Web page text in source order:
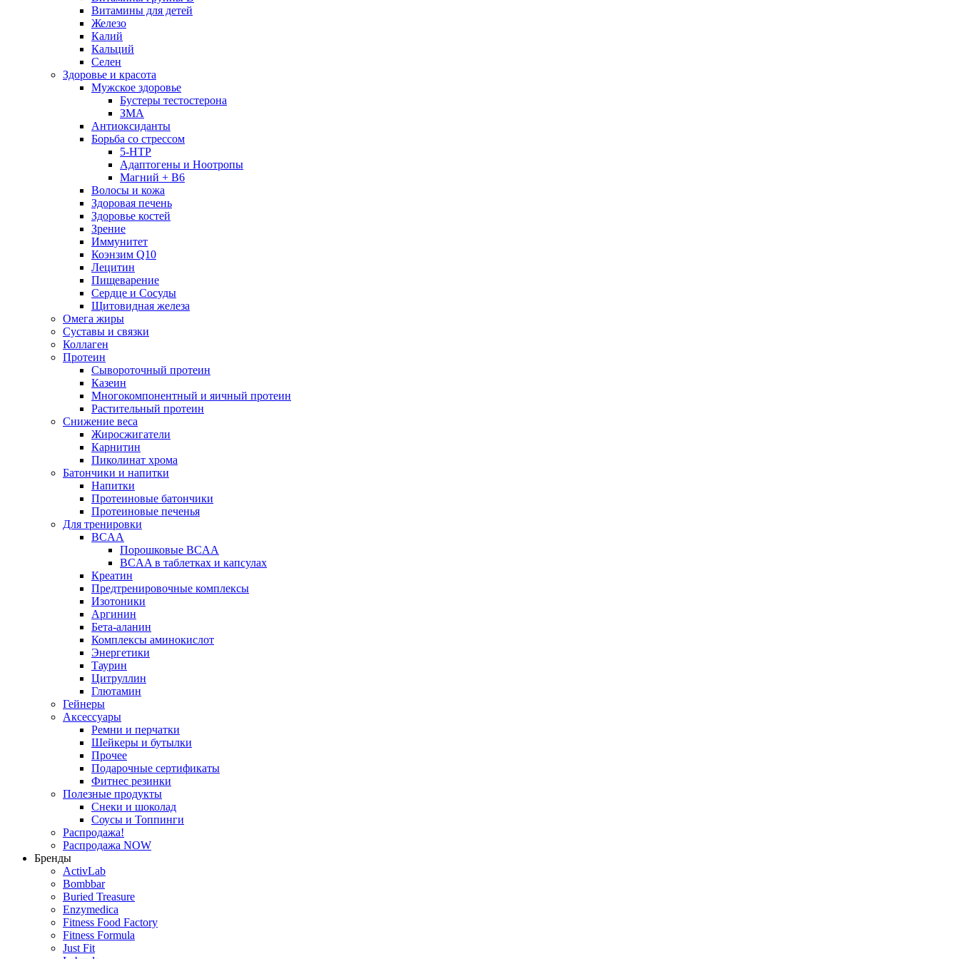
Витамины для детей
Железо
Калий
Кальций
Селен
Здоровье и красота
Мужское здоровье
Бустеры тестостерона
ЗМА
Антиоксиданты
Борьба со стрессом
5-HTP
Адаптогены и Ноотропы
Магний + В6
Волосы и кожа
Здоровая печень
Здоровье костей
Зрение
Иммунитет
Коэнзим Q10
Лецитин
Пищеварение
Сердце и Сосуды
Щитовидная железа
Омега жиры
Суставы и связки
Коллаген
Протеин
Сывороточный протеин
Казеин
Многокомпонентный и яичный протеин
Растительный протеин
Снижение веса
Жиросжигатели
Карнитин
Пиколинат хрома
Батончики и напитки
Напитки
Протеиновые батончики
Протеиновые печенья
Для тренировки
BCAA
Порошковые BCAA
BCAA в таблетках и капсулах
Креатин
Предтренировочные комплексы
Изотоники
Аргинин
Бета-аланин
Комплексы аминокислот
Энергетики
Таурин
Цитруллин
Глютамин
Гейнеры
Аксессуары
Ремни и перчатки
Шейкеры и бутылки
Прочее
Подарочные сертификаты
Фитнес резинки
Полезные продукты
Снеки и шоколад
Соусы и Топпинги
Распродажа!
Распродажа NOW
Бренды
ActivLab
Bombbar
Buried Treasure
Enzymedica
Fitness Food Factory
Fitness Formula
Just Fit